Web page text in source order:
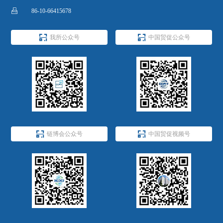
 86-10-66415678
 我所公众号  中国贸促公众号
 链博会公众号  中国贸促视频号